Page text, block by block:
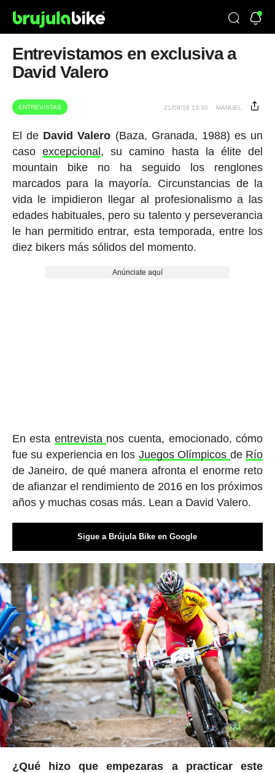
Entrevistamos en exclusiva a
David Valero
ENTREVISTAS 21/09/16 13:30 MANUEL
El de David Valero (Baza, Granada, 1988) es un
caso excepcional , su camino hasta la élite del
mountain bike no ha seguido los renglones
marcados para la mayoría. Circunstancias de la
vida le impidieron llegar al profesionalismo a las
edades habituales, pero su talento y perseverancia
le han permitido entrar, esta temporada, entre los
diez bikers más sólidos del momento.
Anúnciate aquí
En esta entrevista nos cuenta, emocionado, cómo
fue su experiencia en los Juegos Olímpicos de Río
de Janeiro, de qué manera afronta el enorme reto
de afianzar el rendimiento de 2016 en los próximos
años y muchas cosas más. Lean a David Valero.
Sigue a Brújula Bike en Google
¿Qué hizo que empezaras a practicar este